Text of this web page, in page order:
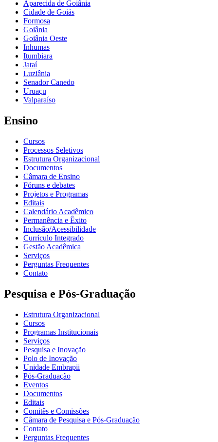
Aparecida de Goiânia
Cidade de Goiás
Formosa
Goiânia
Goiânia Oeste
Inhumas
Itumbiara
Jataí
Luziânia
Senador Canedo
Uruaçu
Valparaíso
Ensino
Cursos
Processos Seletivos
Estrutura Organizacional
Documentos
Câmara de Ensino
Fóruns e debates
Projetos e Programas
Editais
Calendário Acadêmico
Permanência e Êxito
Inclusão/Acessibilidade
Currículo Integrado
Gestão Acadêmica
Serviços
Perguntas Frequentes
Contato
Pesquisa e Pós-Graduação
Estrutura Organizacional
Cursos
Programas Institucionais
Serviços
Pesquisa e Inovação
Polo de Inovação
Unidade Embrapii
Pós-Graduação
Eventos
Documentos
Editais
Comitês e Comissões
Câmara de Pesquisa e Pós-Graduação
Contato
Perguntas Frequentes